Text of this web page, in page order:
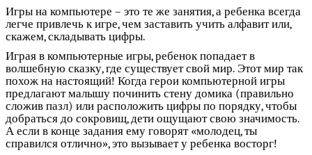
Игры на компьютере – это те же занятия, а ребенка всегда
легче привлечь к игре, чем заставить учить алфавит или,
скажем, складывать цифры.
Играя в компьютерные игры, ребенок попадает в
волшебную сказку, где существует свой мир. Этот мир так
похож на настоящий! Когда герои компьютерной игры
предлагают малышу починить стену домика (правильно
сложив пазл) или расположить цифры по порядку, чтобы
добраться до сокровищ, дети ощущают свою значимость.
А если в конце задания ему говорят «молодец, ты
справился отлично», это вызывает у ребенка восторг!